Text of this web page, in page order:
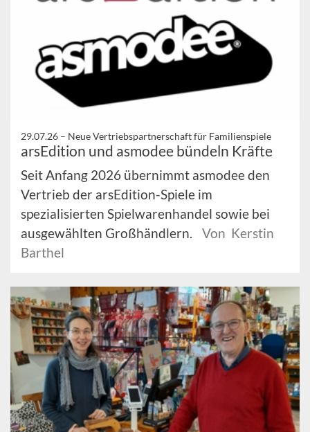
29.07.26 – Neue Vertriebspartnerschaft für Familienspiele
arsEdition und asmodee bündeln Kräfte
Seit Anfang 2026 übernimmt asmodee den
Vertrieb der arsEdition-Spiele im
spezialisierten Spielwarenhandel sowie bei
ausgewählten Großhändlern.
Von Kerstin
Barthel